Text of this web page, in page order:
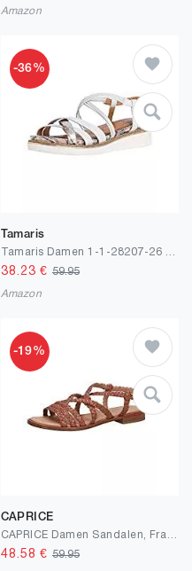
Amazon
-36%
Tamaris
38.23 € 59.95
Amazon
-19%
CAPRICE
48.58 € 59.95